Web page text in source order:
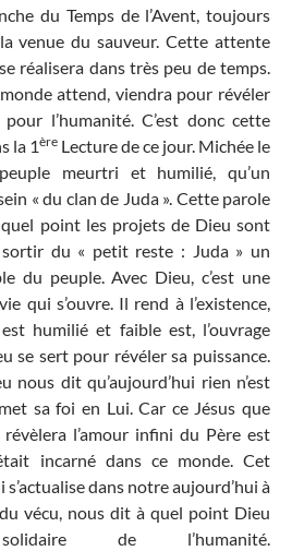
du Temps de l’Avent, toujours
venue du sauveur. Cette attente
réalisera dans très peu de temps.
attend, viendra pour révéler
l’humanité. C’est donc cette
la 1ère Lecture de ce jour. Michée le
meurtri et humilié, qu’un
« du clan de Juda ». Cette parole
point les projets de Dieu sont
du « petit reste : Juda » un
du peuple. Avec Dieu, c’est une
qui s’ouvre. Il rend à l’existence,
est humilié et faible est, l’ouvrage
se sert pour révéler sa puissance.
nous dit qu’aujourd’hui rien n’est
sa foi en Lui. Car ce Jésus que
l’amour infini du Père est
incarné dans ce monde. Cet
dans notre aujourd’hui à
vécu, nous dit à quel point Dieu
de l’humanité.